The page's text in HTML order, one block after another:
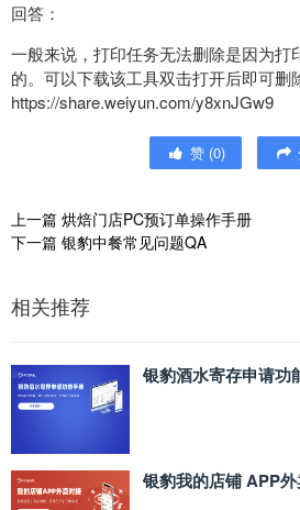
回答：
一般来说，打印任务无法删除是因为打
的。可以下载该工具双击打开后即可删
https://share.weiyun.com/y8xnJGw9
赞 (0)
上一篇 烘焙门店PC预订单操作手册
下一篇 银豹中餐常见问题QA
相关推荐
银豹酒水寄存申请功
银豹我的店铺 APP